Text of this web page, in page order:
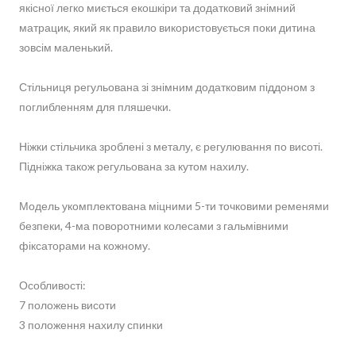
якісної легко миється екошкіри та додатковий знімний
матрацик, який як правило використовується поки дитина
зовсім маленький.
Стільниця регульована зі знімним додатковим піддоном з
поглибленням для пляшечки.
Ніжки стільчика зроблені з металу, є регулювання по висоті.
Підніжка також регульована за кутом нахилу.
Модель укомплектована міцними 5-ти точковими ременями
безпеки, 4-ма поворотними колесами з гальмівними
фіксаторами на кожному.
Особливості:
7 положень висоти
3 положення нахилу спинки